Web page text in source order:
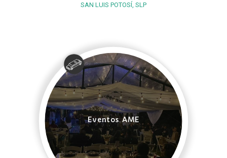
SAN LUIS POTOSÍ, SLP
Eventos AME